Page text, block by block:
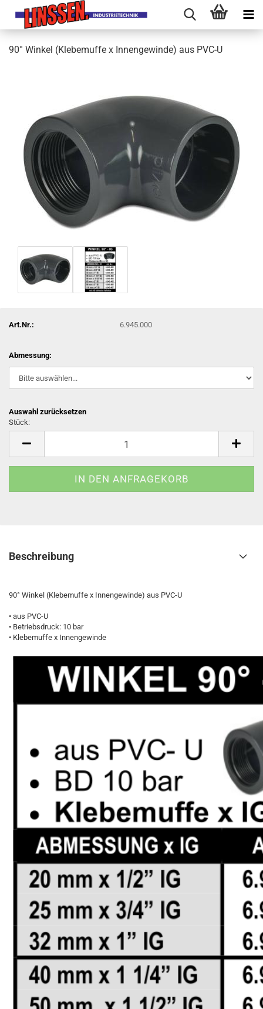
90° Winkel (Klebemuffe x Innengewinde) aus PVC-U
Art.Nr.: 6.945.000
Abmessung:
Auswahl zurücksetzen
Stück:
Beschreibung
90° Winkel (Klebemuffe x Innengewinde) aus PVC-U
• aus PVC-U
• Betriebsdruck: 10 bar
• Klebemuffe x Innengewinde